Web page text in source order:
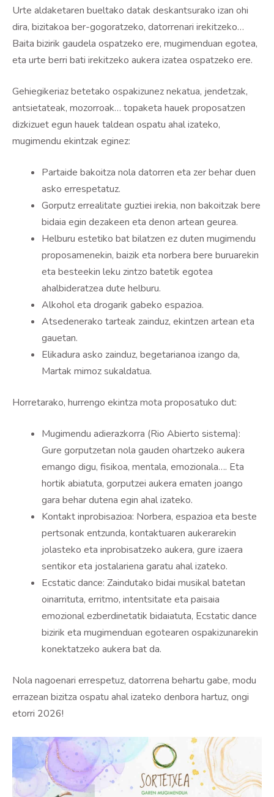
Urte aldaketaren bueltako datak deskantsurako izan ohi
dira, bizitakoa ber-gogoratzeko, datorrenari irekitzeko…
Baita bizirik gaudela ospatzeko ere, mugimenduan egotea,
eta urte berri bati irekitzeko aukera izatea ospatzeko ere.
Gehiegikeriaz betetako ospakizunez nekatua, jendetzak,
antsietateak, mozorroak… topaketa hauek proposatzen
dizkizuet egun hauek taldean ospatu ahal izateko,
mugimendu ekintzak eginez:
Partaide bakoitza nola datorren eta zer behar duen
asko errespetatuz.
Gorputz errealitate guztiei irekia, non bakoitzak bere
bidaia egin dezakeen eta denon artean geurea.
Helburu estetiko bat bilatzen ez duten mugimendu
proposamenekin, baizik eta norbera bere buruarekin
eta besteekin leku zintzo batetik egotea
ahalbideratzea dute helburu.
Alkohol eta drogarik gabeko espazioa.
Atsedenerako tarteak zainduz, ekintzen artean eta
gauetan.
Elikadura asko zainduz, begetarianoa izango da,
Martak mimoz sukaldatua.
Horretarako, hurrengo ekintza mota proposatuko dut:
Mugimendu adierazkorra (Rio Abierto sistema):
Gure gorputzetan nola gauden ohartzeko aukera
emango digu, fisikoa, mentala, emozionala…. Eta
hortik abiatuta, gorputzei aukera ematen joango
gara behar dutena egin ahal izateko.
Kontakt inprobisazioa: Norbera, espazioa eta beste
pertsonak entzunda, kontaktuaren aukerarekin
jolasteko eta inprobisatzeko aukera, gure izaera
sentikor eta jostalariena garatu ahal izateko.
Ecstatic dance: Zaindutako bidai musikal batetan
oinarrituta, erritmo, intentsitate eta paisaia
emozional ezberdinetatik bidaiatuta, Ecstatic dance
bizirik eta mugimenduan egotearen ospakizunarekin
konektatzeko aukera bat da.
Nola nagoenari errespetuz, datorrena behartu gabe, modu
errazean bizitza ospatu ahal izateko denbora hartuz, ongi
etorri 2026!